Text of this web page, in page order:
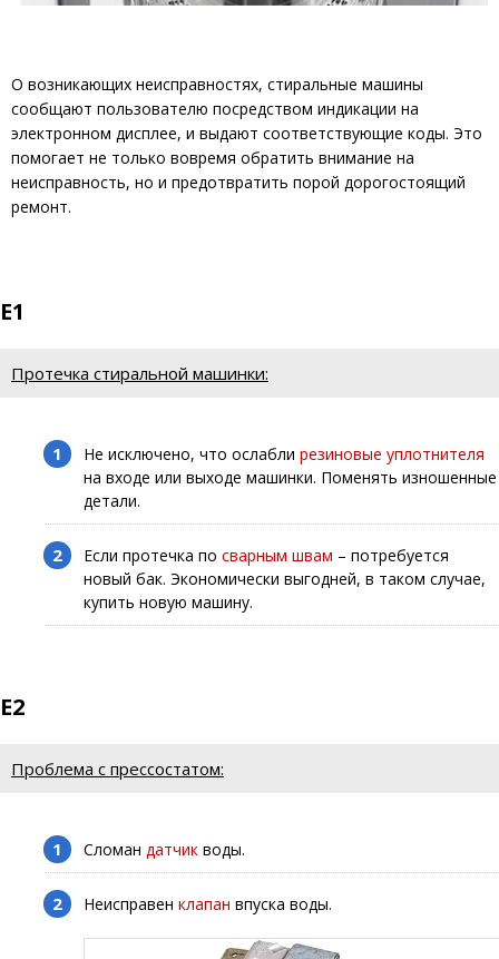
О возникающих неисправностях, стиральные машины
сообщают пользователю посредством индикации на
электронном дисплее, и выдают соответствующие коды. Это
помогает не только вовремя обратить внимание на
неисправность, но и предотвратить порой дорогостоящий
ремонт.
E1
Протечка стиральной машинки:
Не исключено, что ослабли резиновые уплотнителя
на входе или выходе машинки. Поменять изношенные
детали.
Если протечка по сварным швам – потребуется
новый бак. Экономически выгодней, в таком случае,
купить новую машину.
E2
Проблема с прессостатом:
Сломан датчик воды.
Неисправен клапан впуска воды.